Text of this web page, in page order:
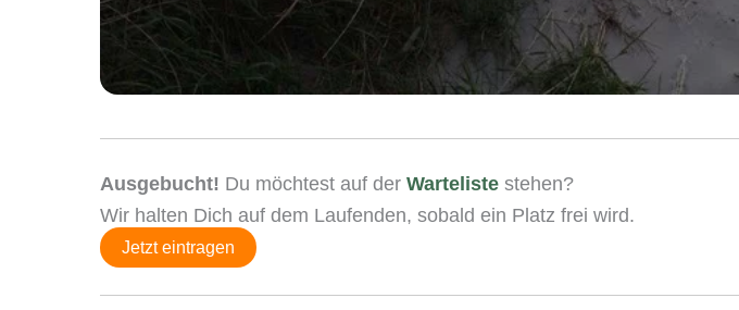
Ausgebucht! Du möchtest auf der Warteliste stehen?
Wir halten Dich auf dem Laufenden, sobald ein Platz frei wird.
Jetzt eintragen